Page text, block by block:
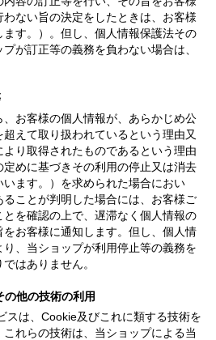
ない旨の決定をしたときは、お客様
す。）。但し、個人情報保護法その
が訂正等の義務を負わない場合は、
お客様の個人情報が、あらかじめ公
えて取り扱われているという理由又
り取得されたものであるという理由
めに基づきその利用の停止又は消去
います。）を求められた場合におい
ことが判明した場合には、お客様ご
を確認の上で、遅滞なく個人情報の
お客様に通知します。但し、個人情
、当ショップが利用停止等の義務を
はありません。
他の技術の利用
スは、Cookie及びこれに類する技術を
れらの技術は、当ショップによる当